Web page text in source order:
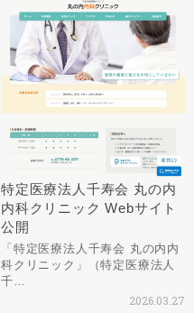
特定医療法人千寿会 丸の内
内科クリニック Webサイト
公開
「特定医療法人千寿会 丸の内内
科クリニック」（特定医療法人
千…
2026.03.27